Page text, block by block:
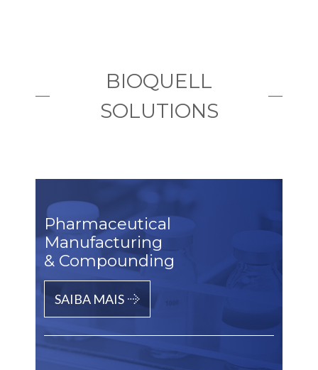
BIOQUELL
SOLUTIONS
Pharmaceutical
Manufacturing
& Compounding
SAIBA MAIS